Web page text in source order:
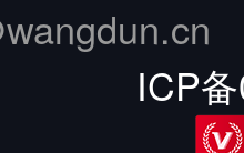
ICP